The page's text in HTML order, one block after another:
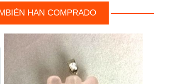
HAN COMPRADO